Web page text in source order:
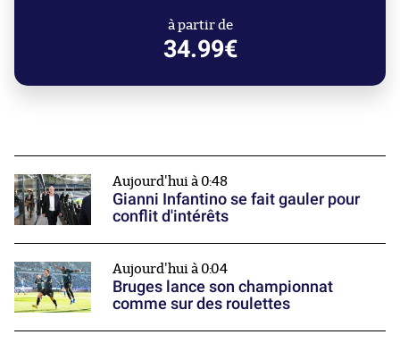
à partir de
34.99€
Aujourd'hui à 0:48
Gianni Infantino se fait gauler pour
conflit d'intérêts
Aujourd'hui à 0:04
Bruges lance son championnat
comme sur des roulettes